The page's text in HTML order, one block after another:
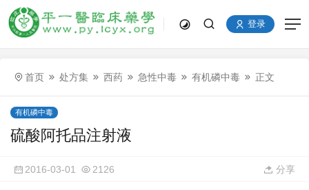
登录
首页 处方集 西药 急性中毒 有机磷中毒 正文
有机磷中毒
硫酸阿托品注射液
2016-03-01 2126 分享